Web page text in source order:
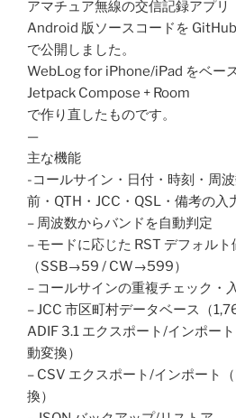
アマチュア無線の交信記録アプ
Android 版ソースコードを GitHub
で公開しました。
WebLog for iPhone/iPad をベー
Jetpack Compose + Room
で作り直したものです。
—
主な機能
-コールサイン・日付・時刻・周
前・QTH・JCC・QSL・備考の入
– 周波数からバンドを自動判定
– モードに応じた RST デフォル
（SSB→59 / CW→599）
– コールサインの重複チェック・
– JCC 市区町村データベース（
ADIF 3.1 エクスポート/インポー
動変換）
– CSV エクスポート/インポート
換）